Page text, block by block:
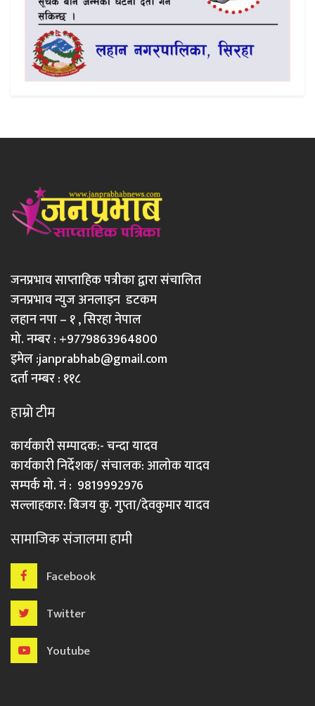
जनप्रभाव साप्ताहिक पत्रीका द्वारा संचालित
जनप्रभाव न्युज अनलाइन डटकम
लहान नपा – १ , सिरहा नेपाल
मो. नम्बर : +9779863964800
इमेल :janprabhab@gmail.com
दर्ता नम्बर : ११८
हाम्रो टीम
कार्यकारी सम्पादक:- चन्दा यादव
कार्यकारी निर्देशक/ संचालक: आलोक यादव
सम्पर्क मो. नं : 9819992976
सल्लाहकार: बिजय कु. गुप्ता/देवकुमार यादव
सामाजिक संजालमा हामी
Facebook
Twitter
Youtube